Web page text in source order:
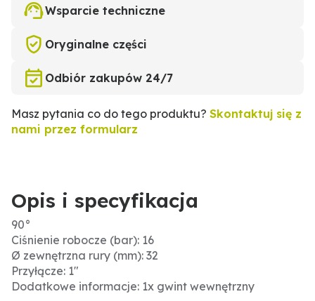
Wsparcie techniczne
Oryginalne części
Odbiór zakupów 24/7
Masz pytania co do tego produktu? Skontaktuj się z
nami przez formularz
Opis i specyfikacja
90°
Ciśnienie robocze (bar): 16
Ø zewnętrzna rury (mm): 32
Przyłącze: 1"
Dodatkowe informacje: 1x gwint wewnętrzny